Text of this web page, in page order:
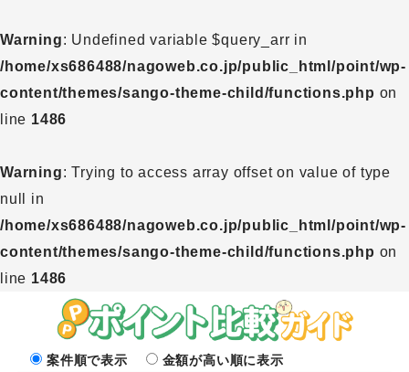
Warning: Undefined variable $query_arr in
/home/xs686488/nagoweb.co.jp/public_html/point/wp-
content/themes/sango-theme-child/functions.php on
line 1486
Warning: Trying to access array offset on value of type
null in
/home/xs686488/nagoweb.co.jp/public_html/point/wp-
content/themes/sango-theme-child/functions.php on
line 1486
案件順で表示 金額が高い順に表示